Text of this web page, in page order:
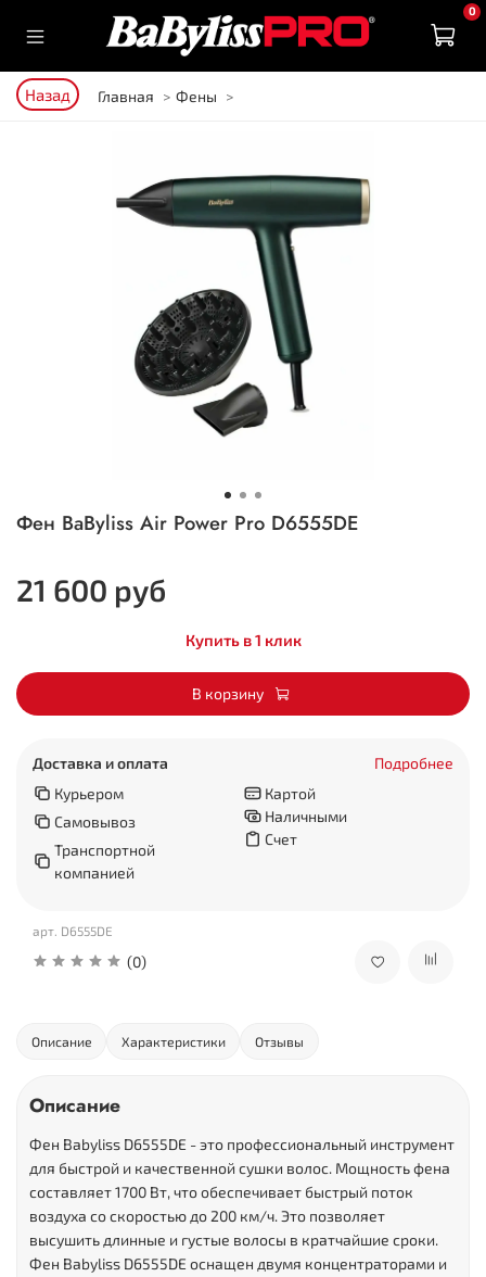
0
Назад Главная Фены
арт. D6555DE
(0)
Фен BaByliss Air Power Pro D6555DE
21 600 руб
Купить в 1 клик
В корзину
Доставка и оплата
Подробнее
Курьером
Самовывоз
Транспортной
компанией
Картой
Наличными
Счет
Описание Характеристики Отзывы
Описание
Фен Babyliss D6555DE - это профессиональный инструмент
для быстрой и качественной сушки волос. Мощность фена
составляет 1700 Вт, что обеспечивает быстрый поток
воздуха со скоростью до 200 км/ч. Это позволяет
высушить длинные и густые волосы в кратчайшие сроки.
Фен Babyliss D6555DE оснащен двумя концентраторами и